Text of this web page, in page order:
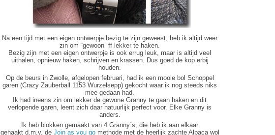
Na een tijd met een eigen ontwerpje bezig te zijn geweest, heb ik altijd weer
zin om “gewoon” ff lekker te haken.
Bezig zijn met een eigen ontwerpje is ook errug leuk, maar is altijd veel
uithalen, opnieuw haken, schrijven en krassen. Dus goed de kop erbij
houden.
Op de beurs in Zwolle, afgelopen februari, had ik een mooie bol Schoppel
garen (Crazy Zauberball 1153 Wurzelsepp) gekocht waar ik nog steeds niks
mee gedaan had.
Ik had ineens zin om lekker de gewone Granny te gaan haken en dit
verlopende garen, leent zich daar natuurlijk perfect voor. Elke Granny is
anders.
Ik heb blokken gemaakt van 4 Granny´s, die heb ik aan elkaar
gehaakt d.m.v. de Join as you go methode met de heerlijk zachte Alpaca wol